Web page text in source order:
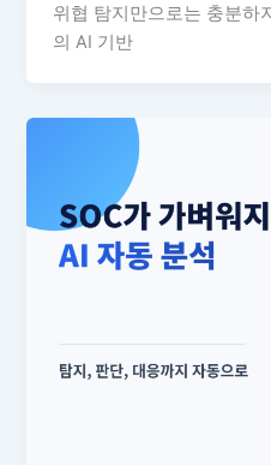
위협 탐지만으로는 충분하
의 AI 기반